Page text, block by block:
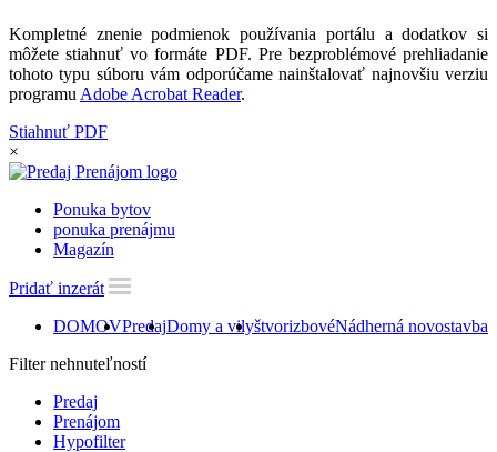
Kompletné znenie podmienok používania portálu a dodatkov si
môžete stiahnuť vo formáte PDF. Pre bezproblémové prehliadanie
tohoto typu súboru vám odporúčame nainštalovať najnovšiu verziu
programu Adobe Acrobat Reader.
Stiahnuť PDF
×
Ponuka bytov
ponuka prenájmu
Magazín
Pridať inzerát
DOMOVPredajDomy a vilyštvorizbovéNádherná
Filter nehnuteľností
Predaj
Prenájom
Hypofilter